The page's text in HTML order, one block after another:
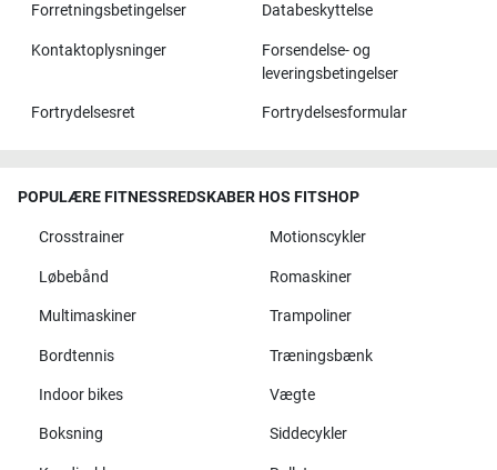
Forretningsbetingelser Databeskyttelse
Kontaktoplysninger
Forsendelse- og
leveringsbetingelser
Fortrydelsesret Fortrydelsesformular
POPULÆRE FITNESSREDSKABER HOS FITSHOP
Crosstrainer Motionscykler
Løbebånd Romaskiner
Multimaskiner Trampoliner
Bordtennis Træningsbænk
Indoor bikes Vægte
Boksning Siddecykler